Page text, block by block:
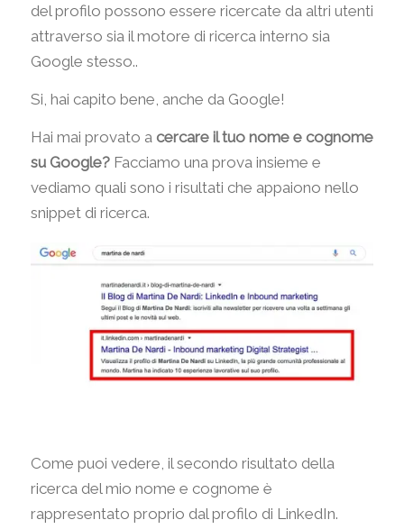
del profilo possono essere ricercate da altri utenti
attraverso sia il motore di ricerca interno sia
Google stesso..
Si, hai capito bene, anche da Google!
Hai mai provato a cercare il tuo nome e cognome
su Google?Facciamo una prova insieme e
vediamo quali sono i risultati che appaiono nello
snippet di ricerca.
Come puoi vedere, il secondo risultato della
ricerca del mio nome e cognome è
rappresentato proprio dal profilo di LinkedIn.